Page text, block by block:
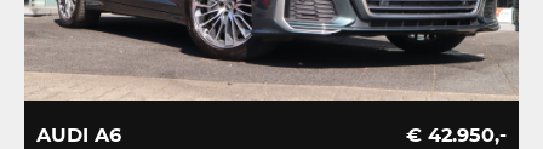
AUDI A6
€ 42.950,-